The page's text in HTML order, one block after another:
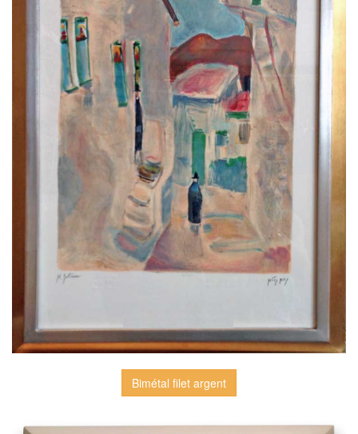
Bimétal filet argent